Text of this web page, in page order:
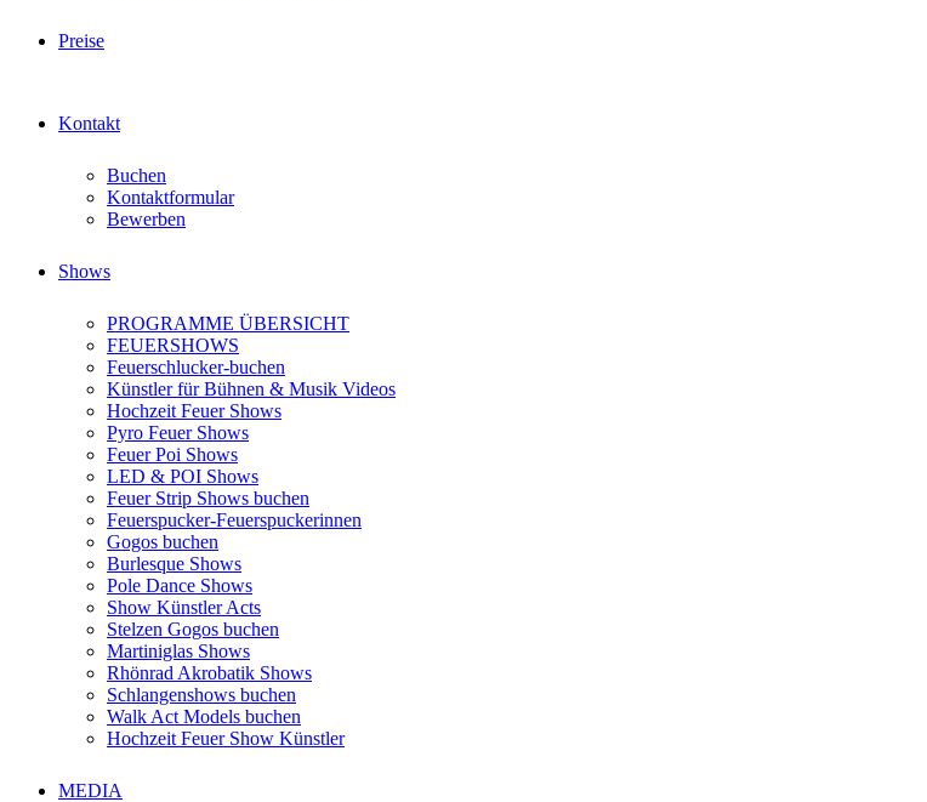
Preise
Kontakt
Buchen
Kontaktformular
Bewerben
Shows
PROGRAMME ÜBERSICHT
FEUERSHOWS
Feuerschlucker-buchen
Künstler für Bühnen & Musik Videos
Hochzeit Feuer Shows
Pyro Feuer Shows
Feuer Poi Shows
LED & POI Shows
Feuer Strip Shows buchen
Feuerspucker-Feuerspuckerinnen
Gogos buchen
Burlesque Shows
Pole Dance Shows
Show Künstler Acts
Stelzen Gogos buchen
Martiniglas Shows
Rhönrad Akrobatik Shows
Schlangenshows buchen
Walk Act Models buchen
Hochzeit Feuer Show Künstler
MEDIA